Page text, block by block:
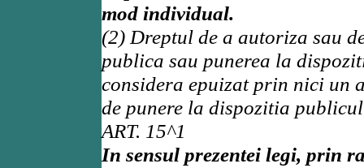
mod individual.
(2) Dreptul de a autoriza sau
publica sau punerea la
considera epuizat prin nici un
de punere la dispozitia
ART. 15^1
In sensul prezentei legi, prin